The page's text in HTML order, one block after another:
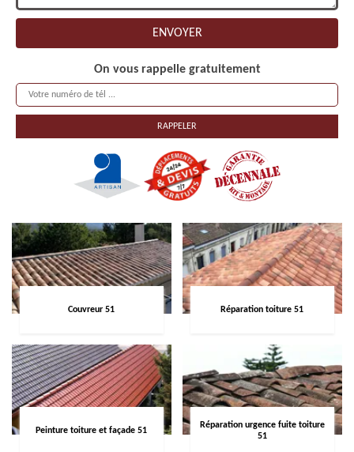
On vous rappelle gratuitement
Couvreur 51 Réparation toiture 51
Peinture toiture et façade 51
Réparation urgence fuite toiture
51